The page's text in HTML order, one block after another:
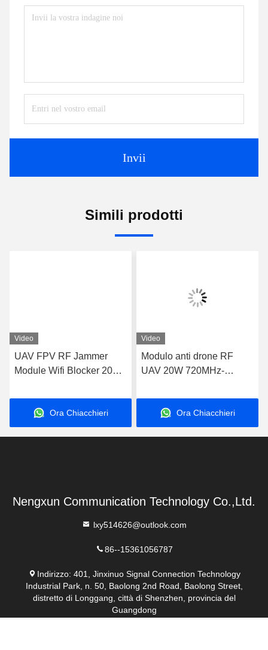
Invii
Simili prodotti
Video
UAV FPV RF Jammer
Module Wifi Blocker 20W
Ora Chiacchieri
Video
Modulo anti drone RF
UAV 20W 720MHz-
Drone Wifi Bluetooth
Jammer Ora Chiacchieri
Nengxun Communication Technology Co.,Ltd.
lxy514626@outlook.com
86--15361056787
Indirizzo: 401, Jinxinuo Signal Connection Technology
Industrial Park, n. 50, Baolong 2nd Road, Baolong Street,
distretto di Longgang, città di Shenzhen, provincia del
Guangdong